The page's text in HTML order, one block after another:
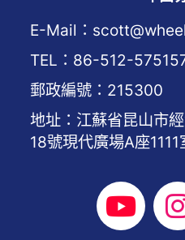
E-Mail：
TEL：86-512-
郵政編號：215300
地址：江蘇省昆山市
18號現代廣場A座1111